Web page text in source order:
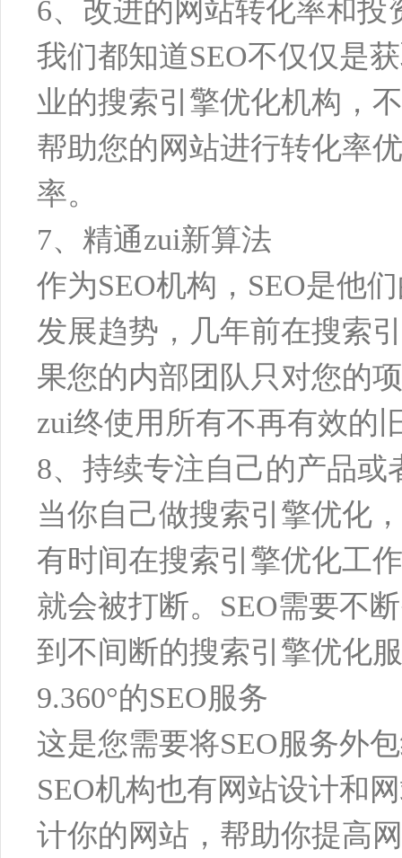
6、改进的网站转化率和投
我们都知道SEO不仅仅是
业的搜索引擎优化机构，
帮助您的网站进行转化率
率。
7、精通zui新算法
作为SEO机构，SEO是他
发展趋势，几年前在搜索
果您的内部团队只对您的
zui终使用所有不再有效的
8、持续专注自己的产品或
当你自己做搜索引擎优化
有时间在搜索引擎优化工
就会被打断。SEO需要不
到不间断的搜索引擎优化
9.360°的SEO服务
这是您需要将SEO服务外
SEO机构也有网站设计和
计你的网站，帮助你提高